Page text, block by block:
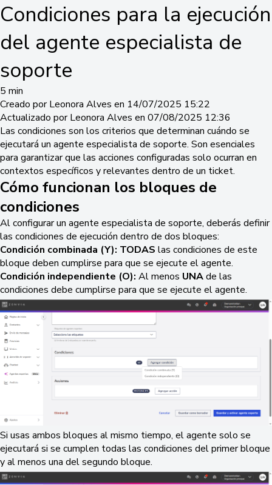
Condiciones para la ejecución
del agente especialista de
soporte
5 min
Creado por Leonora Alves en 14/07/2025 15:22
Actualizado por Leonora Alves en 07/08/2025 12:36
Las condiciones son los criterios que determinan cuándo se
ejecutará un agente especialista de soporte. Son esenciales
para garantizar que las acciones configuradas solo ocurran en
contextos específicos y relevantes dentro de un ticket.
Cómo funcionan los bloques de
condiciones
Al configurar un agente especialista de soporte, deberás definir
las condiciones de ejecución dentro de dos bloques:
Condición combinada (Y): TODAS las condiciones de este
bloque deben cumplirse para que se ejecute el agente.
Condición independiente (O): Al menos UNAde las
condiciones debe cumplirse para que se ejecute el agente.
Si usas ambos bloques al mismo tiempo, el agente solo se
ejecutará si se cumplen todas las condiciones del primer bloque
y al menos una del segundo bloque.